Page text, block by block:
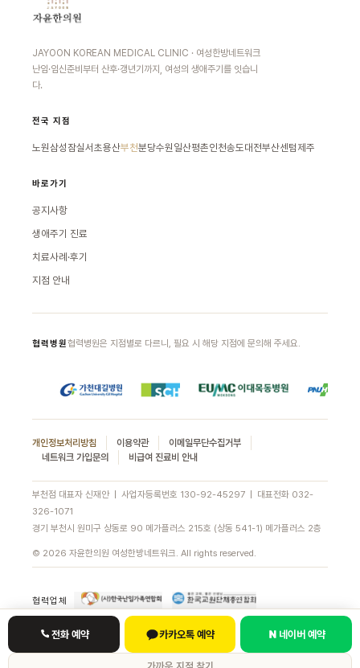
JAYOON KOREAN MEDICAL CLINIC · 여성한방네트워크
난임·임신준비부터 산후·갱년기까지, 여성의 생애주기를 잇습니
다.
전국 지점
노원삼성잠실서초용산부천분당수원 일산평촌인천송도대전부산센텀 제주
바로가기
공지사항
생애주기 진료
치료사례·후기
지점 안내
협력병원협력병원은 지점별로 다르니, 필요 시 해당 지점에 문의해 주세요.
개인정보처리방침 이용약관
이메일무단수집거부
네트워크 가입문의
비급여 진료비 안내
부천점 대표자 신재안 | 사업자등록번호 130-92-45297 | 대표전화 032-
326-1071
경기 부천시 원미구 상동로 90 메가플러스 215호 (상동 541-1) 메가플러스 2층
© 2026 자윤한의원 여성한방네트워크. All rights reserved.
협력업체
전화 예약 카카오톡 예약 네이버 예약